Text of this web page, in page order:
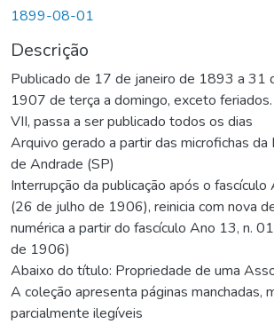
1899-08-01
Descrição
Publicado de 17 de janeiro de 1893 a 31
1907 de terça a domingo, exceto
VII, passa a ser publicado todos os dias
Arquivo gerado a partir das microfichas da
de Andrade (SP)
Interrupção da publicação após o
(26 de julho de 1906), reinicia com nova
numérica a partir do fascículo Ano 13, n.
de 1906)
Abaixo do título: Propriedade de uma
A coleção apresenta páginas manchadas,
parcialmente ilegíveis